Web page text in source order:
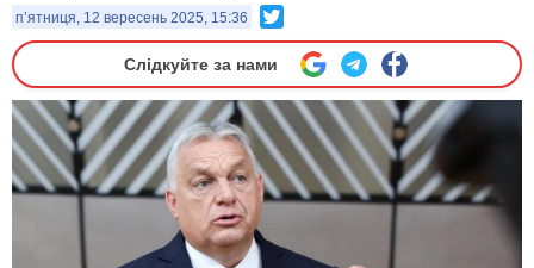
п’ятниця, 12 вересень 2025, 15:36
Слідкуйте за нами